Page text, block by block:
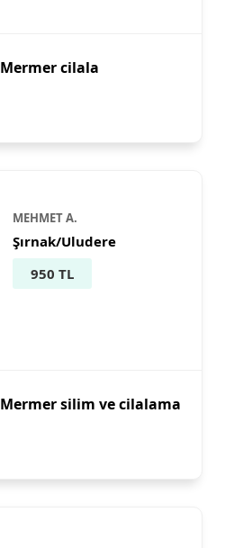
Mermer cilala
MEHMET A.
Şırnak/Uludere
950 TL
Mermer silim ve cilalama